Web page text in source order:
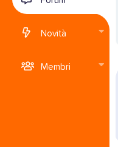
Novità
Membri